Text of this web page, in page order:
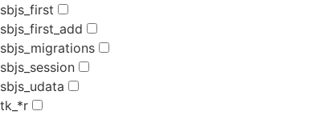
sbjs_first
sbjs_first_add
sbjs_migrations
sbjs_session
sbjs_udata
tk_*r